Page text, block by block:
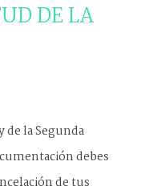
DE LA
de la Segunda
debes
de tus